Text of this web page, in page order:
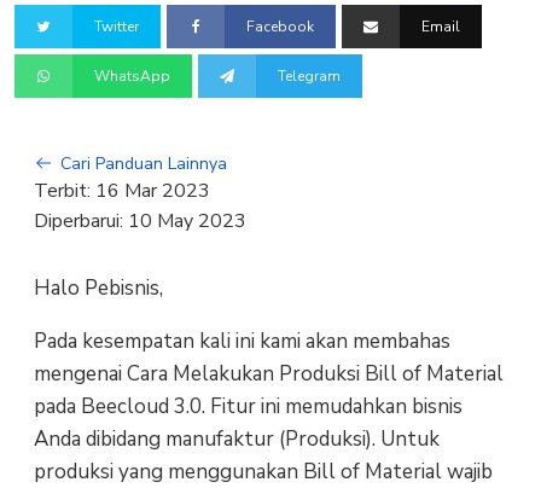
Twitter Facebook Email
WhatsApp Telegram
Cari Panduan Lainnya
Terbit: 16 Mar 2023
Diperbarui: 10 May 2023
Halo Pebisnis,
Pada kesempatan kali ini kami akan membahas
mengenai Cara Melakukan Produksi Bill of Material
pada Beecloud 3.0. Fitur ini memudahkan bisnis
Anda dibidang manufaktur (Produksi). Untuk
produksi yang menggunakan Bill of Material wajib